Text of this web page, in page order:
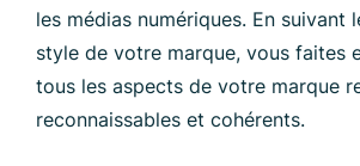
les médias numériques. En suivant
style de votre marque, vous faites
tous les aspects de votre marque
reconnaissables et cohérents.